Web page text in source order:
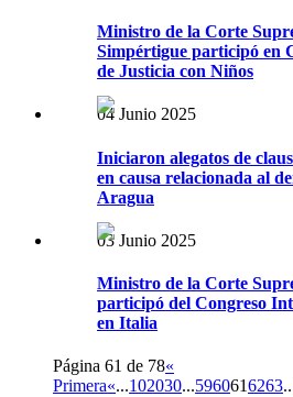
Ministro de la Corte
Simpértigue participó en
de Justicia con Niños
04 Junio 2025
Iniciaron alegatos de
en causa relacionada al
Aragua
03 Junio 2025
Ministro de la Corte
participó del Congreso
en Italia
Página 61 de 78«
Primera«...102030...5960616263